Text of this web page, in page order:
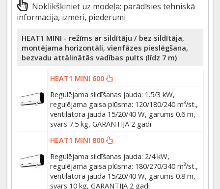
Noklikšķiniet uz modeļa: parādīsies tehniskā
informācija, izmēri, piederumi
HEAT1 MINI - režīms ar sildītāju / bez sildītāja,
montējama horizontāli, vienfāzes pieslēgšana,
bezvadu attālinātās vadības pults (līdz 7 m)
HEAT1 MINI 600
Regulējama sildīšanas jauda: 1.5/3 kW,
regulējama gaisa plūsma: 120/180/240 m³/st.,
ventilatora jauda 15/20/40 W, garums 0.6 m,
svars 7.5 kg, GARANTIJA 2 gadi
HEAT1 MINI 800
Regulējama sildīšanas jauda: 2/4 kW,
regulējama gaisa plūsma: 180/270/340 m³/st.,
ventilatora jauda 15/20/40 W, garums 0.8 m,
svars 10 kg, GARANTIJA 2 gadi